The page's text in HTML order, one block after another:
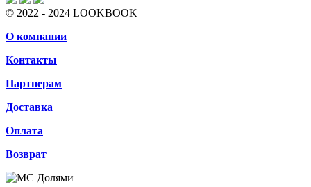
© 2022 - 2024 LOOKBOOK
О компании
Контакты
Партнерам
Доставка
Оплата
Возврат